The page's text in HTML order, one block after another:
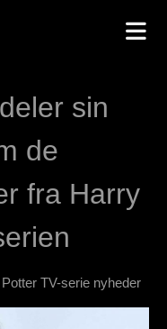
sin
de
fra Harry
TV-serie nyheder